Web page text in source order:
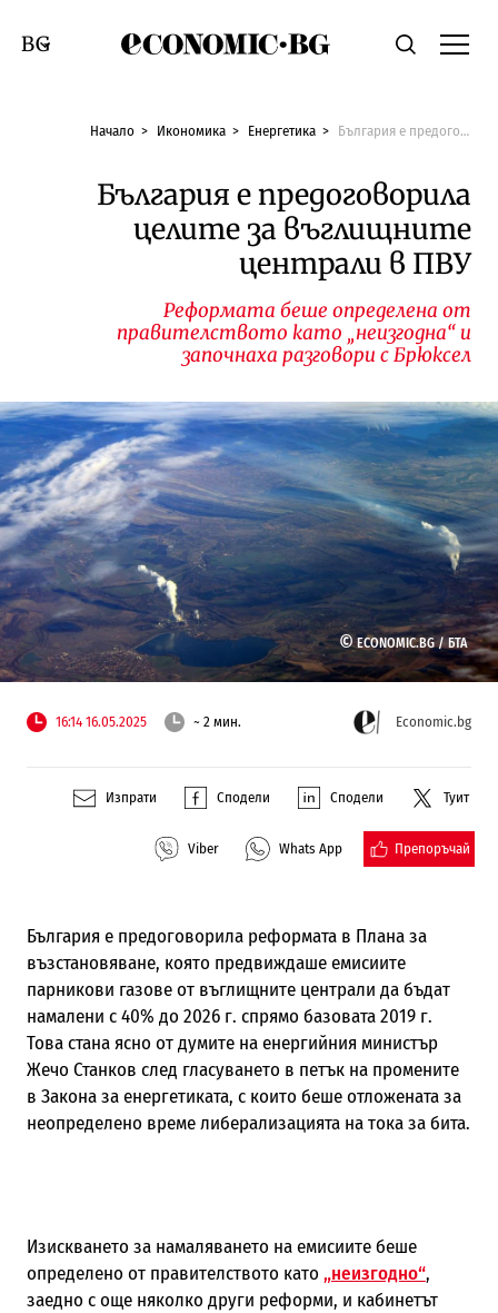
Economic.bgТърсене
Смяна на език
Начало Икономика Енергетика България е предоговорила целите за въглищните централи в ПВУ
България е предоговорила
целите за въглищните
централи в ПВУ
Реформата беше определена от
правителството като „неизгодна“ и
започнаха разговори с Брюксел
©ECONOMIC.BG / БТА
16:14 16.05.2025 ~ 2 мин. Economic.bg
Изпрати Сподели Сподели Туит
Viber Whats App Препоръчай
България е предоговорила реформата в Плана за
възстановяване, която предвиждаше емисиите
парникови газове от въглищните централи да бъдат
намалени с 40% до 2026 г. спрямо базовата 2019 г.
Това стана ясно от думите на енергийния министър
Жечо Станков след гласуването в петък на промените
в Закона за енергетиката, с които беше отложената за
неопределено време либерализацията на тока за бита.
Изискването за намаляването на емисиите беше
определено от правителството като „неизгодно“,
заедно с още няколко други реформи, и кабинетът